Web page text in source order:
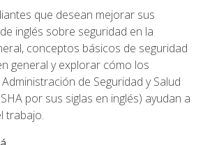
que desean mejorar sus
inglés sobre seguridad en la
conceptos básicos de seguridad
general y explorar cómo los
de Seguridad y Salud
por sus siglas en inglés) ayudan a
trabajo.